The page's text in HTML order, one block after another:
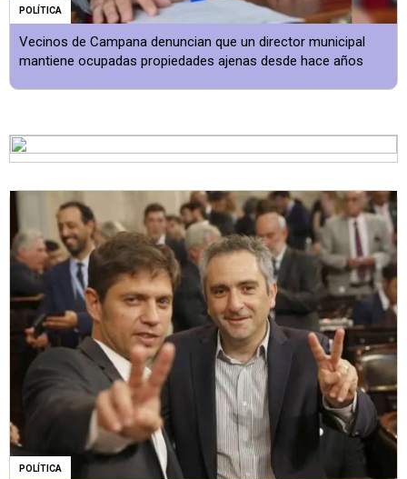
POLÍTICA
Vecinos de Campana denuncian que un director municipal
mantiene ocupadas propiedades ajenas desde hace años
POLÍTICA